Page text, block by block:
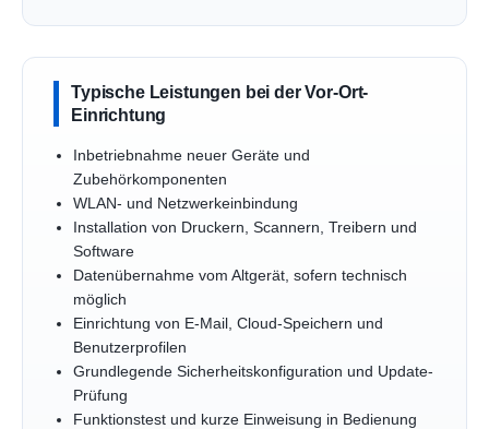
Typische Leistungen bei der Vor-Ort-
Einrichtung
Inbetriebnahme neuer Geräte und
Zubehörkomponenten
WLAN- und Netzwerkeinbindung
Installation von Druckern, Scannern, Treibern und
Software
Datenübernahme vom Altgerät, sofern technisch
möglich
Einrichtung von E-Mail, Cloud-Speichern und
Benutzerprofilen
Grundlegende Sicherheitskonfiguration und Update-
Prüfung
Funktionstest und kurze Einweisung in Bedienung